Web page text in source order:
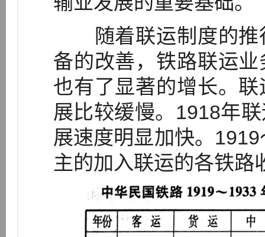
随着联运制度的推
备的改善，铁路联运
也有了显著的增长。
展比较缓慢。1918年
展速度明显加快。
主的加入联运的各铁路